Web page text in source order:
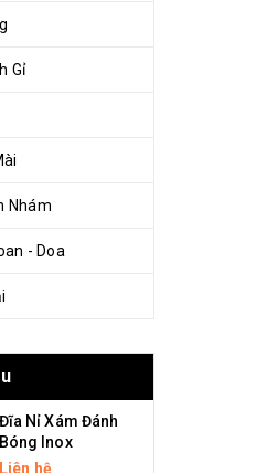
Gỉ
Nhám
- Doa
Đĩa Nỉ Xám Đánh
Bóng Inox
Liên hệ